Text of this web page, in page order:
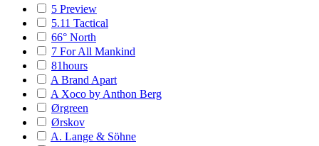
5 Preview
5.11 Tactical
66° North
7 For All Mankind
81hours
A Brand Apart
A Xoco by Anthon Berg
Ørgreen
Ørskov
A. Lange & Söhne